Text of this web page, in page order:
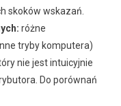
skoków wskazań.
różne
tryby komputera)
nie jest intuicyjnie
Do porównań